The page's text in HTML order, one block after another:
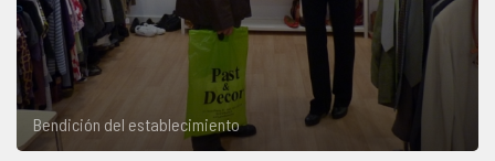
Bendición del establecimiento